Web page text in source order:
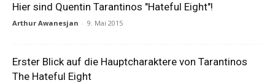
Hier sind Quentin Tarantinos "Hateful Eight"!
Arthur Awanesjan - 9. Mai 2015
Erster Blick auf die Hauptcharaktere von Tarantinos
The Hateful Eight